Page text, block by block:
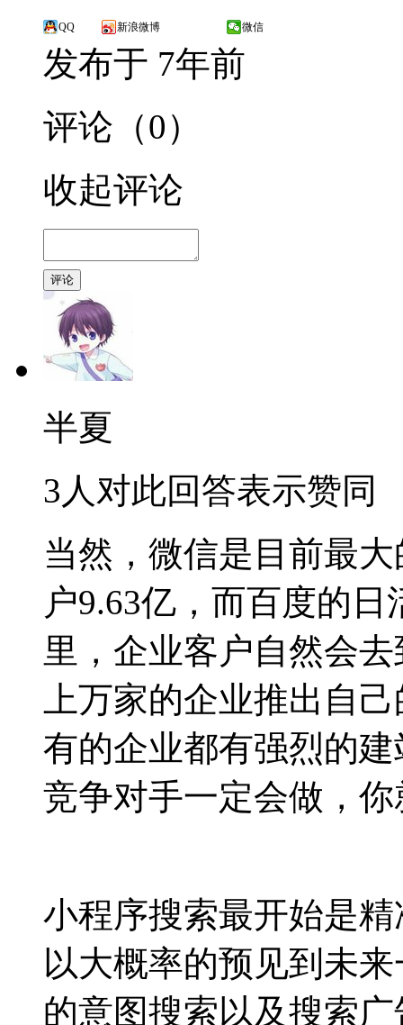
QQ 新浪微博 微信
发布于 7年前
评论（0）
收起评论
评论
半夏
3人对此回答表示赞同
当然，微信是目前最
户9.63亿，而百度的
里，企业客户自然会
上万家的企业推出自
有的企业都有强烈的
竞争对手一定会做，
小程序搜索最开始是
以大概率的预见到未
的意图搜索以及搜索